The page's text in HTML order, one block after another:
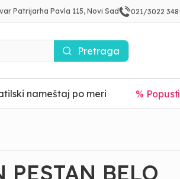
Patrijarha Pavla 115, Novi Sad 021/3022 348
Pretraga
nameštaj po meri % Popusti
BELO